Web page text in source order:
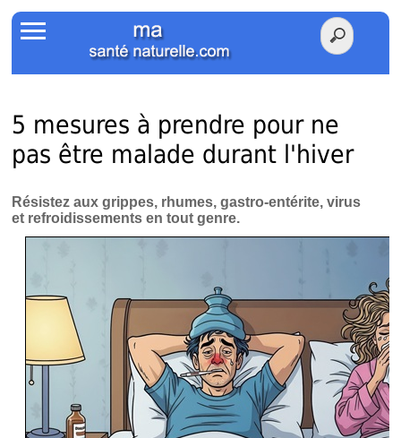
Accueil
Votre Santé
Herbier
Tests
Membres Amis
Twitter
5 mesures à prendre pour ne
pas être malade durant l'hiver
Résistez aux grippes, rhumes, gastro-entérite, virus
et refroidissements en tout genre.